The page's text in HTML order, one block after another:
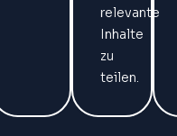
relevante
Inhalte
zu
teilen.